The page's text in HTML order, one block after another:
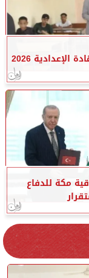
2026
مكة للدفاع